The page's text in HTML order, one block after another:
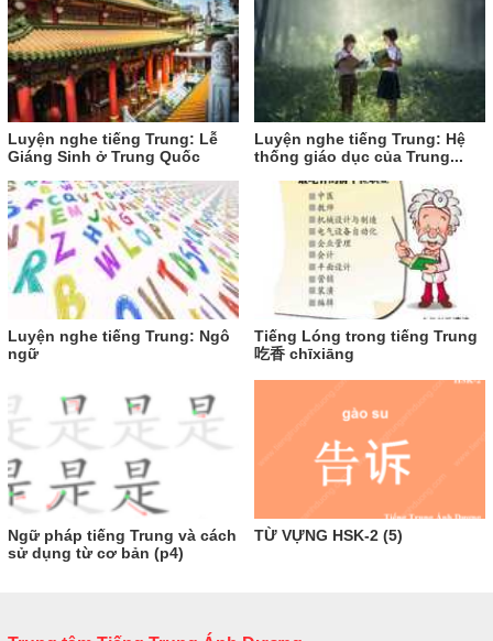
Luyện nghe tiếng Trung: Lễ
Giáng Sinh ở Trung Quốc
Luyện nghe tiếng Trung: Hệ
thống giáo dục của Trung...
Luyện nghe tiếng Trung: Ngô
ngữ
Tiếng Lóng trong tiếng Trung
吃香 chīxiāng
Ngữ pháp tiếng Trung và cách
sử dụng từ cơ bản (p4)
TỪ VỰNG HSK-2 (5)